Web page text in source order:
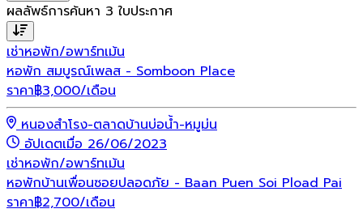
ผลลัพธ์การค้นหา 3 ใบประกาศ
เช่าหอพัก/อพาร์ทเม้น
หอพัก สมบูรณ์เพลส - Somboon Place
ราคา฿3,000/เดือน
หนองสำโรง-ตลาดบ้านบ่อน้ำ-หมูม่น
อัปเดตเมื่อ 26/06/2023
เช่าหอพัก/อพาร์ทเม้น
หอพักบ้านเพื่อนซอยปลอดภัย - Baan Puen Soi Pload Pai
ราคา฿2,700/เดือน